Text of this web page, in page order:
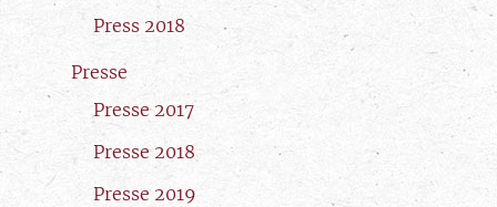
Press 2018
Presse
Presse 2017
Presse 2018
Presse 2019